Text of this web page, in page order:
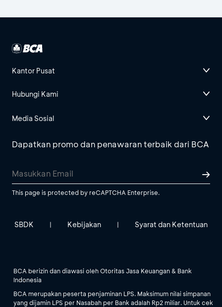
Kantor Pusat
Hubungi Kami
Media Sosial
Dapatkan promo dan penawaran terbaik dari BCA
This page is protected by reCAPTCHA Enterprise.
SBDK | Kebijakan | Syarat dan Ketentuan
BCA berizin dan diawasi oleh Otoritas Jasa Keuangan & Bank
Indonesia
BCA merupakan peserta penjaminan LPS. Maksimum nilai simpanan
yang dijamin LPS per Nasabah per Bank adalah Rp2 miliar. Untuk cek